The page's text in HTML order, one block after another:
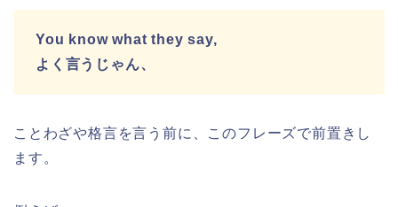
You know what they say,
よく言うじゃん、
ことわざや格言を言う前に、このフレーズで前置きし
ます。